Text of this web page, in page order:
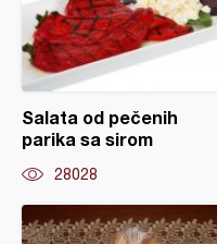
Salata od pečenih
parika sa sirom
28028